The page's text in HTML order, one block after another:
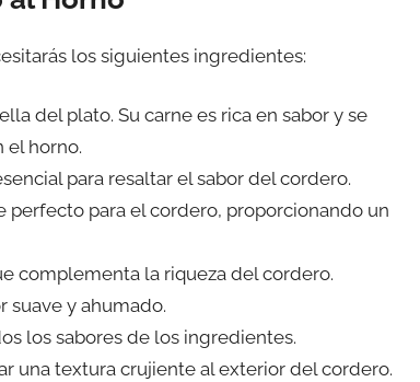
los siguientes ingredientes:
del plato. Su carne es rica en sabor y se
el horno.
para resaltar el sabor del cordero.
perfecto para el cordero, proporcionando un
complementa la riqueza del cordero.
suave y ahumado.
los sabores de los ingredientes.
una textura crujiente al exterior del cordero.